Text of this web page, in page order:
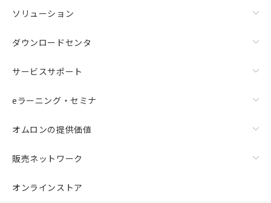
ソリューション
ダウンロードセンタ
サービスサポート
eラーニング・セミナ
オムロンの提供価値
販売ネットワーク
オンラインストア